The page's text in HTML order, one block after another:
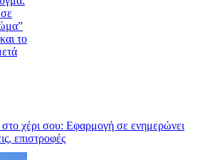
χέρι σου: Εφαρμογή σε ενημερώνει
επιστροφές